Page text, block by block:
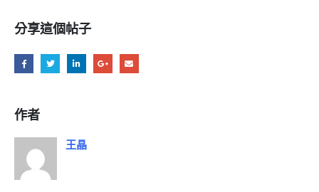
分享這個帖子
作者
王晶